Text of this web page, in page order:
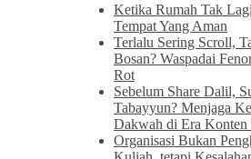
Ketika Rumah Tak
Tempat Yang Aman
Terlalu Sering Scroll,
Bosan? Waspadai
Rot
Sebelum Share Dalil,
Tabayyun? Menjaga
Dakwah di Era Konten
Organisasi Bukan